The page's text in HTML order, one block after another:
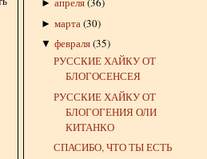
►
► марта (30)
▼ февраля(35)
РУССКИЕ ХАЙКУ ОТ
БЛОГОСЕНСЕЯ
РУССКИЕ ХАЙКУ ОТ
БЛОГОГЕНИЯ ОЛИ
КИТАНКО
СПАСИБО, ЧТО ТЫ ЕСТЬ